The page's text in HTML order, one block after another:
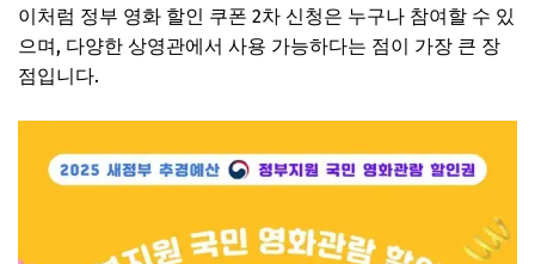
이처럼 정부 영화 할인 쿠폰 2차 신청은 누구나 참여할 수 있
으며, 다양한 상영관에서 사용 가능하다는 점이 가장 큰 장
점입니다.